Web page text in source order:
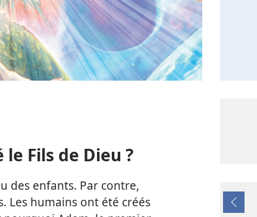
Fils de Dieu ?
des enfants. Par contre,
Les humains ont été créés